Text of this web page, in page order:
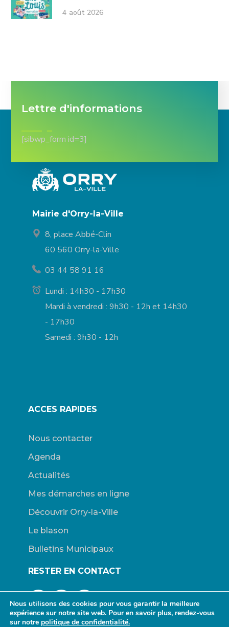
4 août 2026
Lettre d'informations
[sibwp_form id=3]
Mairie d'Orry-la-Ville
8, place Abbé-Clin
60 560 Orry-la-Ville
03 44 58 91 16
Lundi : 14h30 - 17h30
Mardi à vendredi : 9h30 - 12h et 14h30
- 17h30
Samedi : 9h30 - 12h
ACCES RAPIDES
Nous contacter
Agenda
Actualités
Mes démarches en ligne
Découvrir Orry-la-Ville
Le blason
Bulletins Municipaux
RESTER EN CONTACT
Nous utilisons des cookies pour vous garantir la meilleure
expérience sur notre site web. Pour en savoir plus, rendez-vous
sur notre politique de confidentialité.